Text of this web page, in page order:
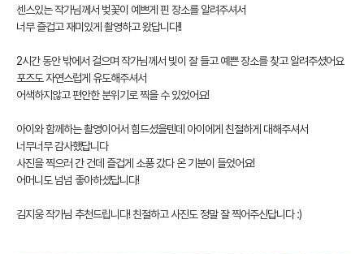
센스있는 작가님께서 벚꽃이 예쁘게 핀 장소를 알려주셔서
너무 즐겁고 재미있게 촬영하고 왔답니다!!
2시간 동안 밖에서 걸으며 작가님께서 빛이 잘 들고 예쁜 장소를 찾고 알려주셨어요
포즈도 자연스럽게 유도해주셔서
어색하지않고 편안한 분위기로 찍을 수 있었어요!
아이와 함께하는 촬영이어서 힘드셨을텐데 아이에게 친절하게 대해주셔서
너무너무 감사했답니다
사진을 찍으러 간 건데 즐겁게 소풍 갔다 온 기분이 들었어요!
어머니도 넘넘 좋아하셨답니다!
김지웅 작가님 추천드립니다! 친절하고 사진도 정말 잘 찍어주신답니다 :)